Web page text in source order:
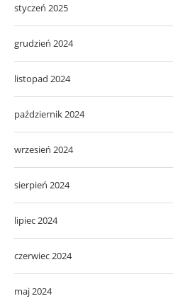
styczeń 2025
grudzień 2024
listopad 2024
październik 2024
wrzesień 2024
sierpień 2024
lipiec 2024
czerwiec 2024
maj 2024